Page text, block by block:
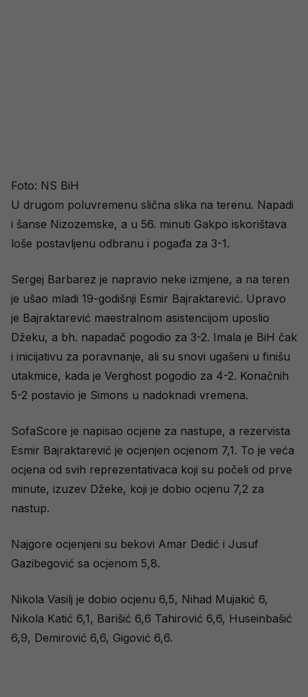
Foto: NS BiH
U drugom poluvremenu slična slika na terenu. Napadi
i šanse Nizozemske, a u 56. minuti Gakpo iskorištava
loše postavljenu odbranu i pogađa za 3-1.
Sergej Barbarez je napravio neke izmjene, a na teren
je ušao mladi 19-godišnji Esmir Bajraktarević. Upravo
je Bajraktarević maestralnom asistencijom uposlio
Džeku, a bh. napadač pogodio za 3-2. Imala je BiH čak
i inicijativu za poravnanje, ali su snovi ugašeni u finišu
utakmice, kada je Verghost pogodio za 4-2. Konačnih
5-2 postavio je Simons u nadoknadi vremena.
SofaScore je napisao ocjene za nastupe, a rezervista
Esmir Bajraktarević je ocjenjen ocjenom 7,1. To je veća
ocjena od svih reprezentativaca koji su počeli od prve
minute, izuzev Džeke, koji je dobio ocjenu 7,2 za
nastup.
Najgore ocjenjeni su bekovi Amar Dedić i Jusuf
Gazibegović sa ocjenom 5,8.
Nikola Vasilj je dobio ocjenu 6,5, Nihad Mujakić 6,
Nikola Katić 6,1, Barišić 6,6 Tahirović 6,6, Huseinbašić
6,9, Demirović 6,6, Gigović 6,6.